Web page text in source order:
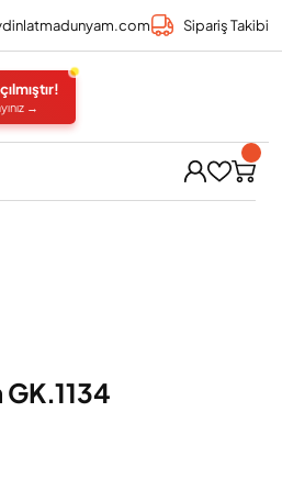
Sipariş Takibi
→